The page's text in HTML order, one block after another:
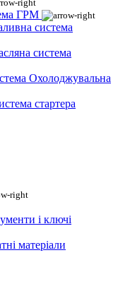
ГРМ
система
система
Охолоджувальна
стартера
і ключі
матеріали